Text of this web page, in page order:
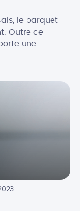
le parquet
Outre ce
une
budgets. Quel